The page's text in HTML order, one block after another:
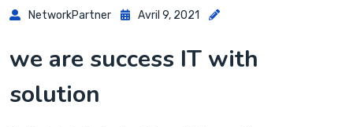
NetworkPartner Avril 9, 2021
we are success IT with
solution